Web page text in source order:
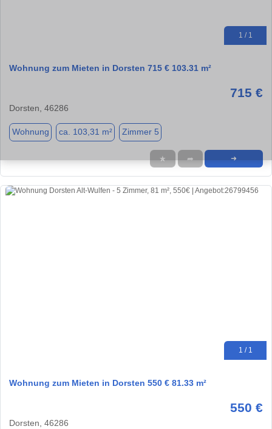
1 / 1
Wohnung zum Mieten in Dorsten 715 € 103.31 m²
715 €
Dorsten, 46286
Wohnung ca. 103,31 m² Zimmer 5
★ ➦ ➜
1 / 1
Wohnung zum Mieten in Dorsten 550 € 81.33 m²
550 €
Dorsten, 46286